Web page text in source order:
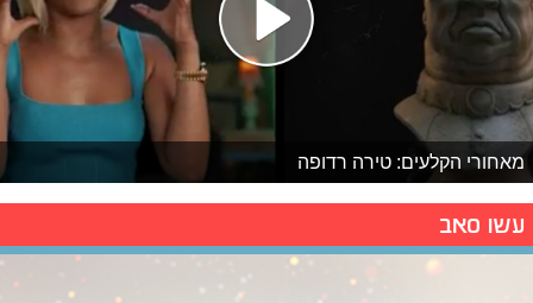
מאחורי הקלעים: טירה רדופה
עשו סאב